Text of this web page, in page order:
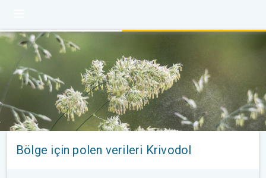
Bölge için polen verileri Krivodol